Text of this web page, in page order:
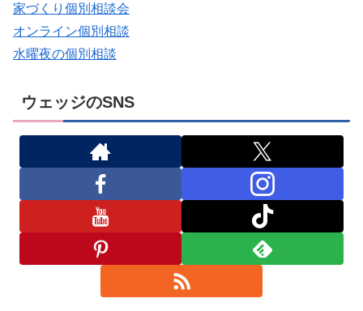
家づくり個別相談会
オンライン個別相談
水曜夜の個別相談
ウェッジのSNS